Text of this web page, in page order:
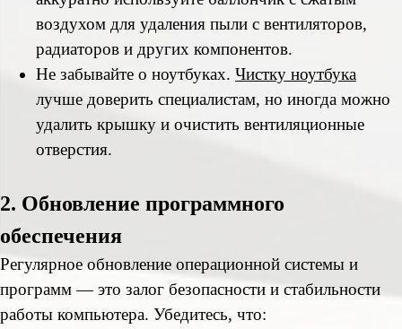
воздухом для удаления пыли с вентиляторов,
радиаторов и других компонентов.
Не забывайте о ноутбуках. Чистку ноутбука
лучше доверить специалистам, но иногда можно
удалить крышку и очистить вентиляционные
отверстия.
2. Обновление программного
обеспечения
Регулярное обновление операционной системы и
программ — это залог безопасности и стабильности
работы компьютера. Убедитесь, что: